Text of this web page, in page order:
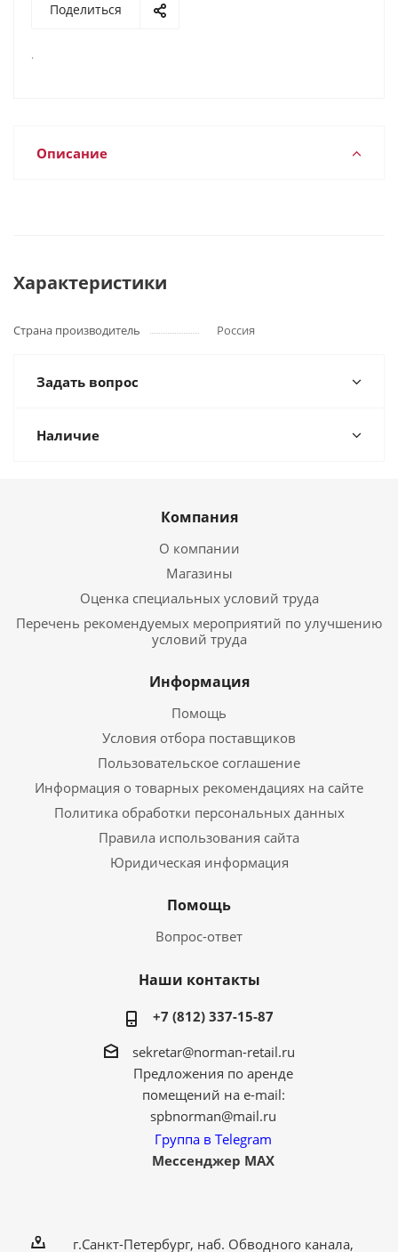
Поделиться
.
Описание
Характеристики
Страна производитель Россия
Задать вопрос
Наличие
Компания
О компании
Магазины
Оценка специальных условий труда
Перечень рекомендуемых мероприятий по улучшению
условий труда
Информация
Помощь
Условия отбора поставщиков
Пользовательское соглашение
Информация о товарных рекомендациях на сайте
Политика обработки персональных данных
Правила использования сайта
Юридическая информация
Помощь
Вопрос-ответ
Наши контакты
+7 (812) 337-15-87
sekretar@norman-retail.ru
Предложения по аренде
помещений на e-mail:
spbnorman@mail.ru
Группа в Telegram
Мессенджер MAX
г.Санкт-Петербург, наб. Обводного канала,